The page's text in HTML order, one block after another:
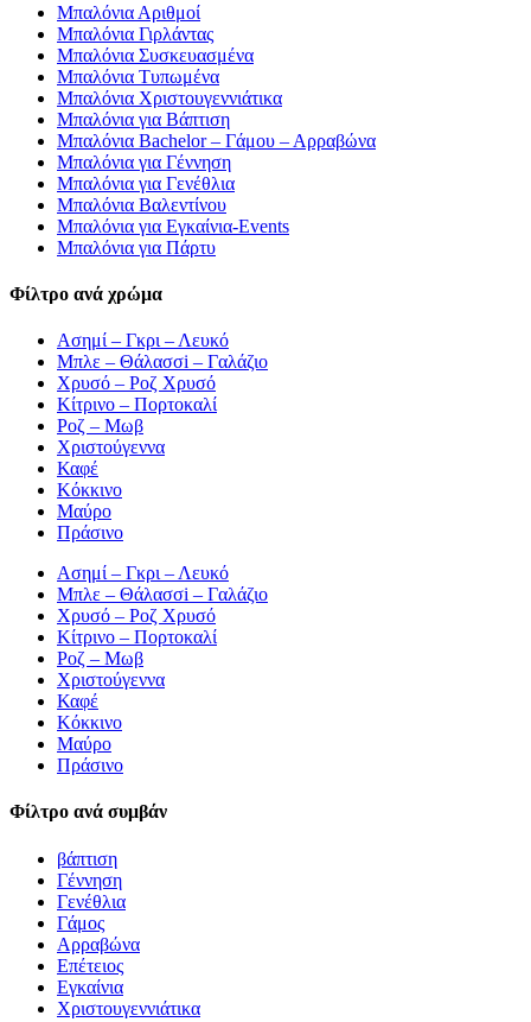
Μπαλόνια Αριθμοί
Μπαλόνια Γιρλάντας
Μπαλόνια Συσκευασμένα
Μπαλόνια Τυπωμένα
Μπαλόνια Χριστουγεννιάτικα
Μπαλόνια για Βάπτιση
Μπαλόνια Bachelor – Γάμου – Αρραβώνα
Μπαλόνια για Γέννηση
Μπαλόνια για Γενέθλια
Μπαλόνια Βαλεντίνου
Μπαλόνια για Εγκαίνια-Events
Μπαλόνια για Πάρτυ
Φίλτρο ανά χρώμα
Ασημί – Γκρι – Λευκό
Μπλε – Θάλασσi – Γαλάζιο
Χρυσό – Ροζ Χρυσό
Κίτρινο – Πορτοκαλί
Ροζ – Μωβ
Χριστούγεννα
Καφέ
Κόκκινο
Μαύρο
Πράσινο
Ασημί – Γκρι – Λευκό
Μπλε – Θάλασσi – Γαλάζιο
Χρυσό – Ροζ Χρυσό
Κίτρινο – Πορτοκαλί
Ροζ – Μωβ
Χριστούγεννα
Καφέ
Κόκκινο
Μαύρο
Πράσινο
Φίλτρο ανά συμβάν
βάπτιση
Γέννηση
Γενέθλια
Γάμος
Αρραβώνα
Επέτειος
Εγκαίνια
Χριστουγεννιάτικα